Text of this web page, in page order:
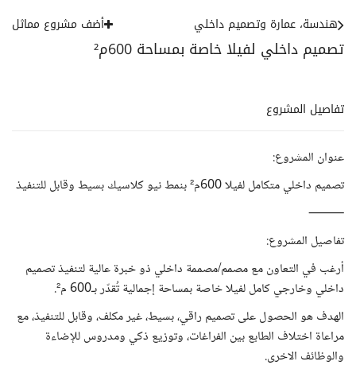
تصميم داخلي لفيلا خاصة بمساحة 600م²
هندسة، عمارة وتصميم داخلي أضف مشروع مماثل
تفاصيل المشروع
عنوان المشروع:
تصميم داخلي متكامل لفيلا 600م² بنمط نيو كلاسيك بسيط وقابل للتنفيذ
⸻
تفاصيل المشروع:
أرغب في التعاون مع مصمم/مصممة داخلي ذو خبرة عالية لتنفيذ تصميم
داخلي وخارجي كامل لفيلا خاصة بمساحة إجمالية تُقدّر بـ600 م².
الهدف هو الحصول على تصميم راقي، بسيط، غير مكلف، وقابل للتنفيذ، مع
مراعاة اختلاف الطابع بين الفراغات، وتوزيع ذكي ومدروس للإضاءة
والوظائف الاخرى.